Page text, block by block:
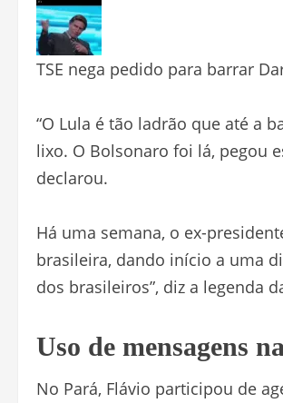
TSE nega pedido para barrar
“O Lula é tão ladrão que até a
lixo. O Bolsonaro foi lá, pegou
declarou.
Há uma semana, o ex-
brasileira, dando início a uma
dos brasileiros”, diz a legenda
Uso de mensagens
No Pará, Flávio participou de